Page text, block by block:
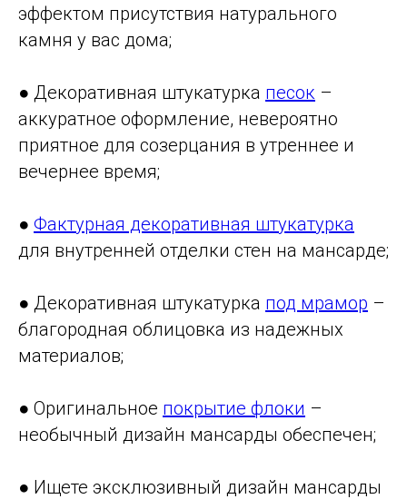
эффектом присутствия натурального
камня у вас дома;
● Декоративная штукатурка песок –
аккуратное оформление, невероятно
приятное для созерцания в утреннее и
вечернее время;
● Фактурная декоративная штукатурка
для внутренней отделки стен на мансарде;
● Декоративная штукатурка под мрамор –
благородная облицовка из надежных
материалов;
● Оригинальное покрытие флоки –
необычный дизайн мансарды обеспечен;
● Ищете эксклюзивный дизайн мансарды